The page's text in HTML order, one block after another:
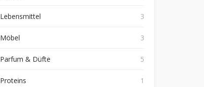
Lebensmittel 3
Möbel 3
Parfum & Düfte 5
Proteins 1